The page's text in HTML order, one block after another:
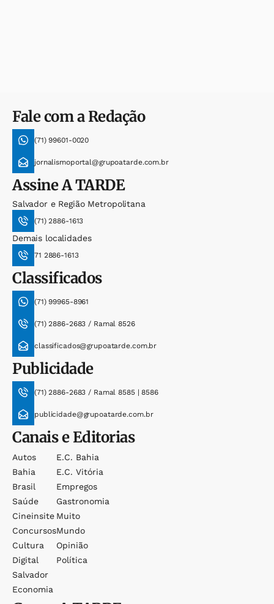
Fale com a Redação
(71) 99601-0020
jornalismoportal@grupoatarde.com.br
AssineA TARDE
Salvador e Região Metropolitana
(71) 2886-1613
Demais localidades
71 2886-1613
Classificados
(71) 99965-8961
(71) 2886-2683 / Ramal 8526
classificados@grupoatarde.com.br
Publicidade
(71) 2886-2683 / Ramal 8585 | 8586
publicidade@grupoatarde.com.br
Canais e Editorias
Autos
Bahia
Brasil
Saúde
Cineinsite
Concursos
Cultura
Digital
Salvador
Economia
E.c. Bahia
E.c. Vitória
Empregos
Gastronomia
Muito
Mundo
Opinião
Política